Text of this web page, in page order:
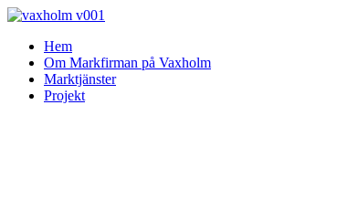
Skip
contentHem
Om Markfirman på Vaxholm
Marktjänster
Projekt